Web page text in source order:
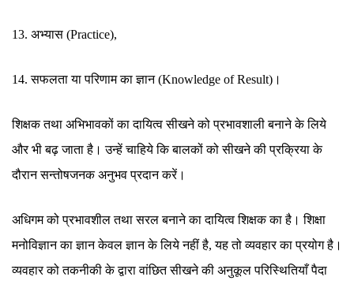
13. अभ्यास (Practice),
14. सफलता या परिणाम का ज्ञान (Knowledge of Result)।
शिक्षक तथा अभिभावकों का दायित्व सीखने को प्रभावशाली बनाने के लिये
और भी बढ़ जाता है। उन्हें चाहिये कि बालकों को सीखने की प्रक्रिया के
दौरान सन्तोषजनक अनुभव प्रदान करें।
अधिगम को प्रभावशील तथा सरल बनाने का दायित्व शिक्षक का है। शिक्षा
मनोविज्ञान का ज्ञान केवल ज्ञान के लिये नहीं है, यह तो व्यवहार का प्रयोग है।
व्यवहार को तकनीकी के द्वारा वांछित सीखने की अनुकूल परिस्थितियाँ पैदा